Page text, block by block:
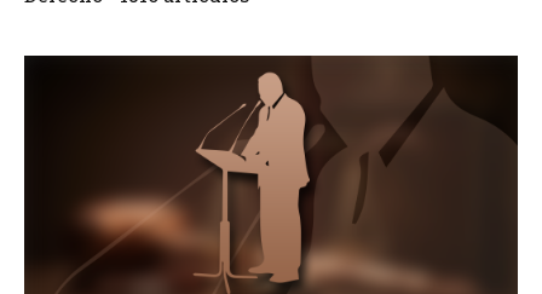
Crear 266 Articulos